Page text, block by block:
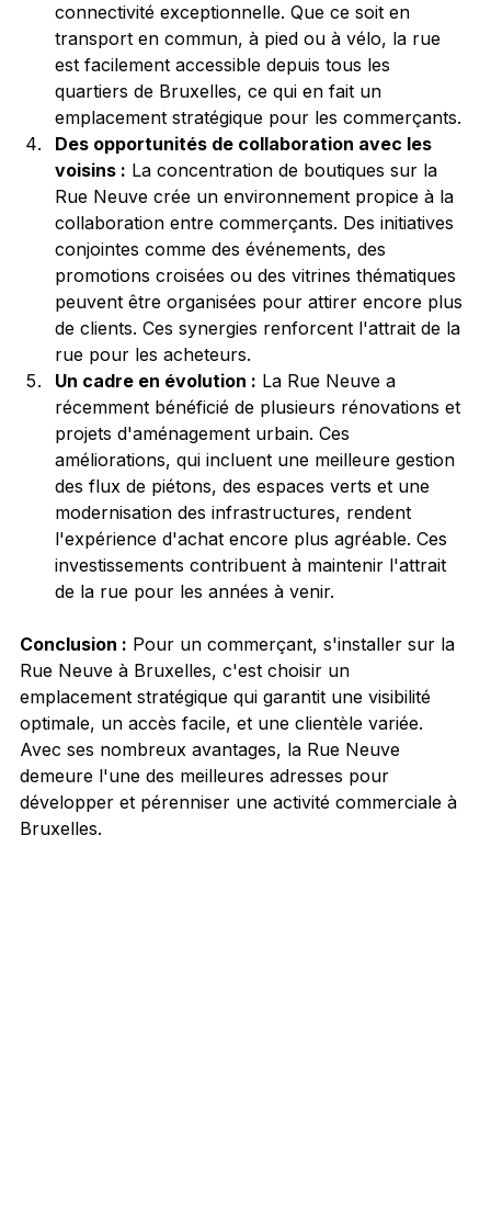
connectivité exceptionnelle. Que ce soit en
transport en commun, à pied ou à vélo, la rue
est facilement accessible depuis tous les
quartiers de Bruxelles, ce qui en fait un
emplacement stratégique pour les commerçants.
Des opportunités de collaboration avec les
voisins : La concentration de boutiques sur la
Rue Neuve crée un environnement propice à la
collaboration entre commerçants. Des initiatives
conjointes comme des événements, des
promotions croisées ou des vitrines thématiques
peuvent être organisées pour attirer encore plus
de clients. Ces synergies renforcent l'attrait de la
rue pour les acheteurs.
Un cadre en évolution : La Rue Neuve a
récemment bénéficié de plusieurs rénovations et
projets d'aménagement urbain. Ces
améliorations, qui incluent une meilleure gestion
des flux de piétons, des espaces verts et une
modernisation des infrastructures, rendent
l'expérience d'achat encore plus agréable. Ces
investissements contribuent à maintenir l'attrait
de la rue pour les années à venir.
Conclusion : Pour un commerçant, s'installer sur la
Rue Neuve à Bruxelles, c'est choisir un
emplacement stratégique qui garantit une visibilité
optimale, un accès facile, et une clientèle variée.
Avec ses nombreux avantages, la Rue Neuve
demeure l'une des meilleures adresses pour
développer et pérenniser une activité commerciale à
Bruxelles.